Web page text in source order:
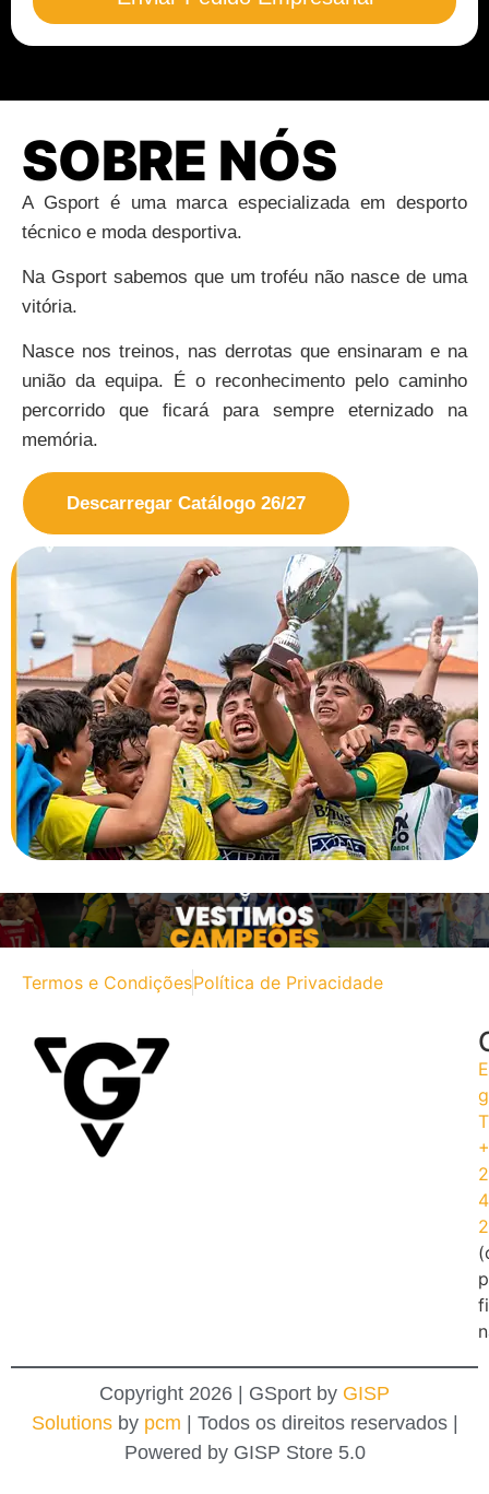
SOBRE NÓS
A Gsport é uma marca especializada em desporto
técnico e moda desportiva.
Na Gsport sabemos que um troféu não nasce de uma
vitória.
Nasce nos treinos, nas derrotas que ensinaram e na
união da equipa. É o reconhecimento pelo caminho
percorrido que ficará para sempre eternizado na
memória.
Descarregar Catálogo 26/27
Termos e CondiçõesPolítica de Privacidade
Copyright 2026 | GSport by GISP
Solutionsby pcm | Todos os direitos reservados |
Powered by GISP Store 5.0